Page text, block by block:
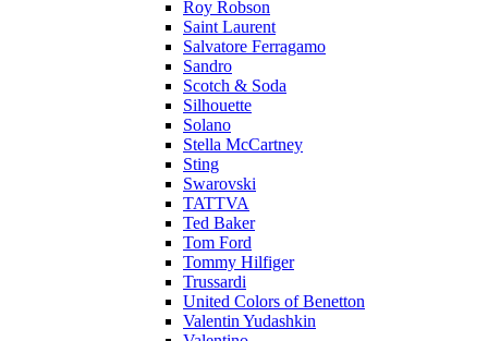
Roy Robson
Saint Laurent
Salvatore Ferragamo
Sandro
Scotch & Soda
Silhouette
Solano
Stella McCartney
Sting
Swarovski
TATTVA
Ted Baker
Tom Ford
Tommy Hilfiger
Trussardi
United Colors of Benetton
Valentin Yudashkin